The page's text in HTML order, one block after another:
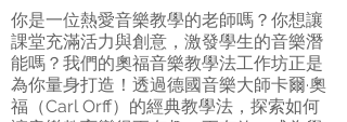
你是一位熱愛音樂教學的老師嗎？你想讓
課堂充滿活力與創意，激發學生的音樂潛
能嗎？我們的奧福音樂教學法工作坊正是
為你量身打造！透過德國音樂大師卡爾·奧
福（Carl Orff）的經典教學法，探索如何